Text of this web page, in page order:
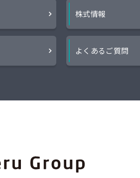
株式情報
よくあるご質問